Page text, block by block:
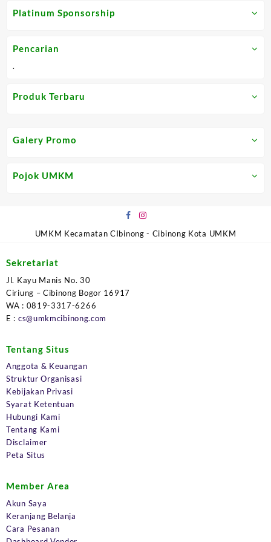
Platinum Sponsorship
Pencarian
.
Produk Terbaru
of
Galery Promo
Pojok UMKM
UMKM Kecamatan CIbinong - Cibinong Kota UMKM
Sekretariat
Jl. Kayu Manis No. 30
Ciriung – Cibinong Bogor 16917
WA : 0819-3317-6266
E : cs@umkmcibinong.com
Tentang Situs
Anggota & Keuangan
Struktur Organisasi
Kebijakan Privasi
Syarat Ketentuan
Hubungi Kami
Tentang Kami
Disclaimer
Peta Situs
Member Area
Akun Saya
Keranjang Belanja
Cara Pesanan